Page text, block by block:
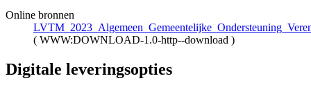
Online bronnen
( WWW:DOWNLOAD-1.0-http--download )
Digitale leveringsopties